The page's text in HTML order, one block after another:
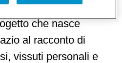
vita e tumore al seno
che nasce
al racconto di
vissuti personali e